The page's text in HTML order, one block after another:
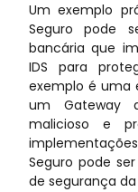
Um exemplo
Seguro pode
bancária que
IDS para
exemplo é uma
um Gateway
malicioso e
Seguro pode
de segurança